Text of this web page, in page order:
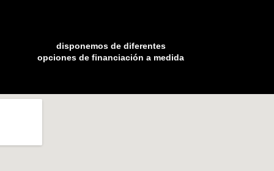
disponemos de diferentes
opciones de financiación a medida